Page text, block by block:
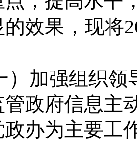
的效果 ， 现将
） 加强组织领
管政府信息主
政办为主要工